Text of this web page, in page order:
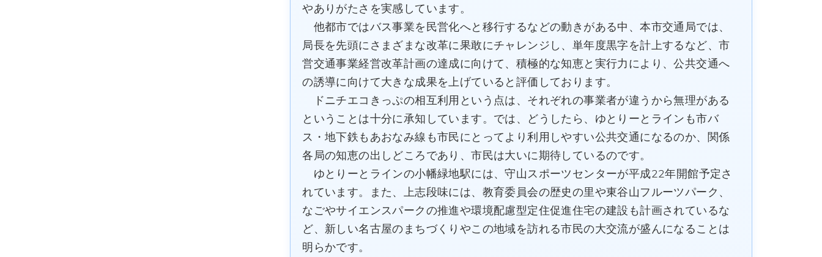
やありがたさを実感しています。
他都市ではバス事業を民営化へと移行するなどの動きがある中、本市交通局では、
局長を先頭にさまざまな改革に果敢にチャレンジし、単年度黒字を計上するなど、市
営交通事業経営改革計画の達成に向けて、積極的な知恵と実行力により、公共交通へ
の誘導に向けて大きな成果を上げていると評価しております。
ドニチエコきっぷの相互利用という点は、それぞれの事業者が違うから無理がある
ということは十分に承知しています。では、どうしたら、ゆとりーとラインも市バ
ス・地下鉄もあおなみ線も市民にとってより利用しやすい公共交通になるのか、関係
各局の知恵の出しどころであり、市民は大いに期待しているのです。
ゆとりーとラインの小幡緑地駅には、守山スポーツセンターが平成22年開館予定さ
れています。また、上志段味には、教育委員会の歴史の里や東谷山フルーツパーク、
なごやサイエンスパークの推進や環境配慮型定住促進住宅の建設も計画されているな
ど、新しい名古屋のまちづくりやこの地域を訪れる市民の大交流が盛んになることは
明らかです。